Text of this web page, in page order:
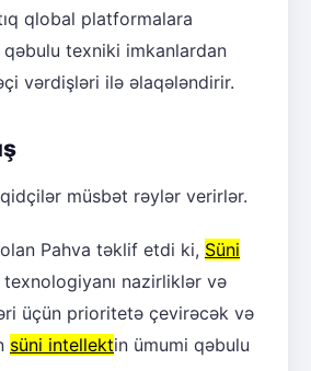
qlobal platformalara
texniki imkanlardan
vərdişləri ilə əlaqələndirir.
müsbət rəylər verirlər.
Pahva təklif etdi ki, Süni
nazirliklər və
üçün prioritetə çevirəcək və
süni intellektin ümumi qəbulu